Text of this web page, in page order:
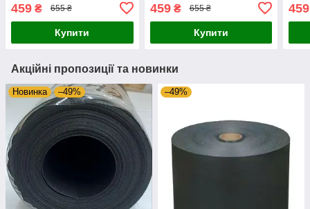
459 ₴ 655 ₴
Купити
459₴ 655 ₴
Купити
459
Акційні пропозиції та новинки
Новинка –49% –49%